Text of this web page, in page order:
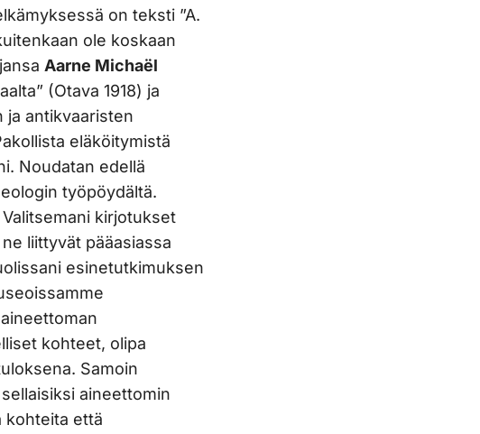
on teksti ”A.
ole koskaan
Aarne Michaël
(Otava 1918) ja
ja antikvaaristen
eläköitymistä
Noudatan edellä
työpöydältä.
kirjotukset
liittyvät pääasiassa
esinetutkimuksen
kohteet, olipa
Samoin
aineettomin
kohteita että